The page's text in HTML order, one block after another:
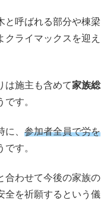
と呼ばれる部分や棟梁
クライマックスを迎え
は施主も含めて家族総
です。
、 参加者全員で労を
です。
合わせて今後の家族の
全を祈願するという儀